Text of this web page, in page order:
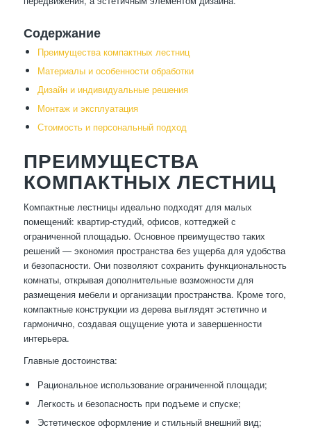
Содержание
Преимущества компактных лестниц
Материалы и особенности обработки
Дизайн и индивидуальные решения
Монтаж и эксплуатация
Стоимость и персональный подход
ПРЕИМУЩЕСТВА
КОМПАКТНЫХ ЛЕСТНИЦ
Компактные лестницы идеально подходят для малых
помещений: квартир-студий, офисов, коттеджей с
ограниченной площадью. Основное преимущество таких
решений — экономия пространства без ущерба для удобства
и безопасности. Они позволяют сохранить функциональность
комнаты, открывая дополнительные возможности для
размещения мебели и организации пространства. Кроме того,
компактные конструкции из дерева выглядят эстетично и
гармонично, создавая ощущение уюта и завершенности
интерьера.
Главные достоинства:
Рациональное использование ограниченной площади;
Легкость и безопасность при подъеме и спуске;
Эстетическое оформление и стильный внешний вид;